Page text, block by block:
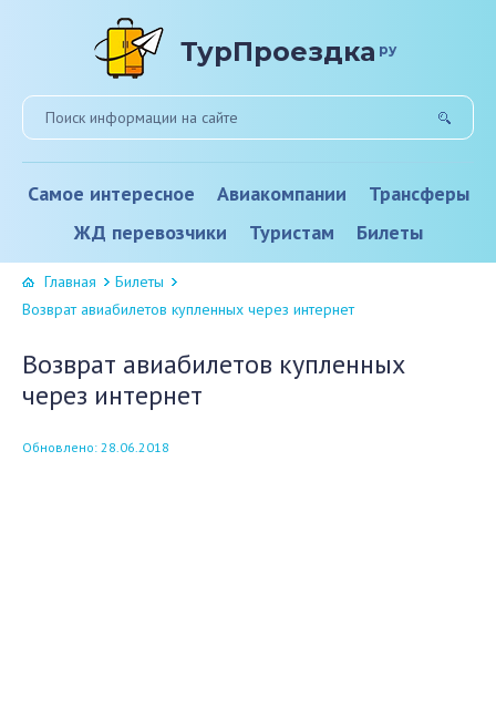
ТурПроездка ру
Самое интересное Авиакомпании
Трансферы
ЖД перевозчики
Туристам Билеты
Главная
Билеты
Возврат авиабилетов купленных через интернет
Возврат авиабилетов купленных
через интернет
Обновлено: 28.06.2018